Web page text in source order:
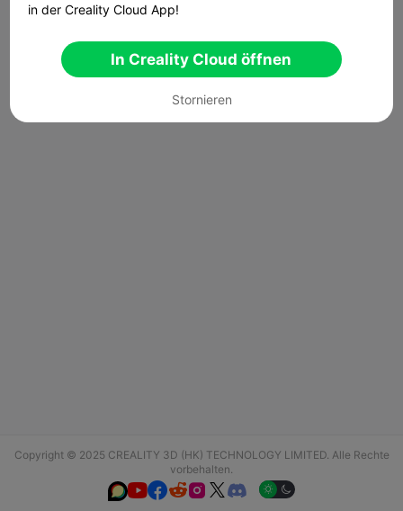
Copyright © 2025 CREALITY 3D (HK) TECHNOLOGY LIMITED. Alle Rechte
vorbehalten.
  
in der Creality Cloud App!
In Creality Cloud öffnen
Stornieren